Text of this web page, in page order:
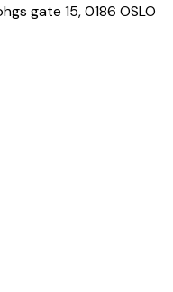
gate 15, 0186 OSLO